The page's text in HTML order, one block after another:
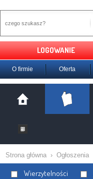
LOGOWANIE
O firmie Oferta
Strona główna › Ogłoszenia
Wierzytelności